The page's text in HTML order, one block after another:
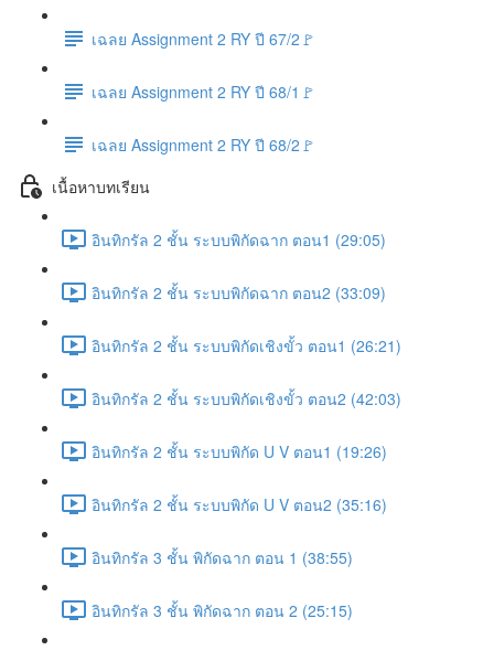
เฉลย Assignment 2 RY ปี 67/2🚩
เฉลย Assignment 2 RY ปี 68/1🚩
เฉลย Assignment 2 RY ปี 68/2🚩
เนื้อหาบทเรียน
อินทิกรัล 2 ชั้น ระบบพิกัดฉาก ตอน1 (29:05)
อินทิกรัล 2 ชั้น ระบบพิกัดฉาก ตอน2 (33:09)
อินทิกรัล 2 ชั้น ระบบพิกัดเชิงขั้ว ตอน1 (26:21)
อินทิกรัล 2 ชั้น ระบบพิกัดเชิงขั้ว ตอน2 (42:03)
อินทิกรัล 2 ชั้น ระบบพิกัด U V ตอน1 (19:26)
อินทิกรัล 2 ชั้น ระบบพิกัด U V ตอน2 (35:16)
อินทิกรัล 3 ชั้น พิกัดฉาก ตอน 1 (38:55)
อินทิกรัล 3 ชั้น พิกัดฉาก ตอน 2 (25:15)